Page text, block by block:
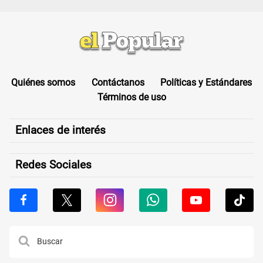
Quiénes somos Contáctanos
Políticas y Estándares
Términos de uso
Enlaces de interés
Redes Sociales